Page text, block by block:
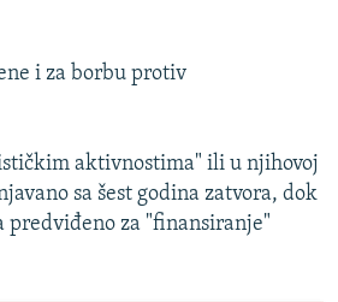
i za borbu protiv
aktivnostima" ili u njihovoj
sa šest godina zatvora, dok
predviđeno za "finansiranje"